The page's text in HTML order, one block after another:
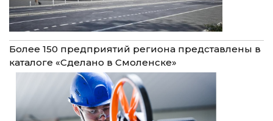
Более 150 предприятий региона представлены в
каталоге «Сделано в Смоленске»